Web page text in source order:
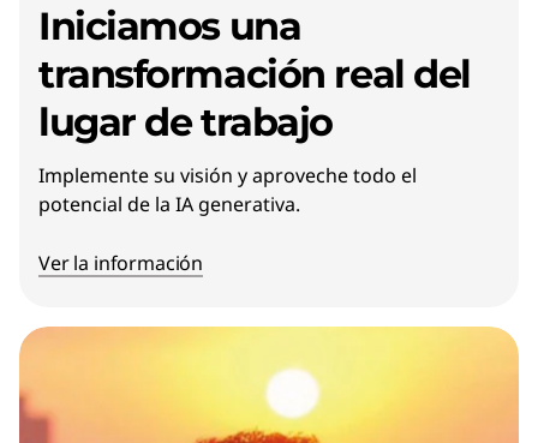
Iniciamos una
transformación real del
lugar de trabajo
Implemente su visión y aproveche todo el
potencial de la IA generativa.
Ver la información